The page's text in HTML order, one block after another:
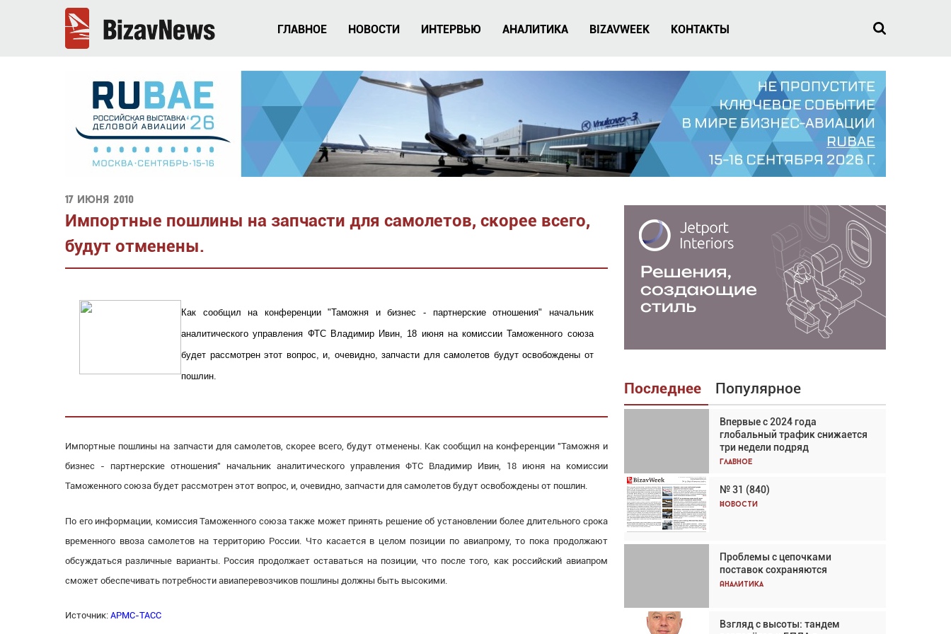
ГЛАВНОЕ НОВОСТИ ИНТЕРВЬЮ АНАЛИТИКА BIZAVWEEK КОНТАКТЫ
17 июня 2010
Импортные пошлины на запчасти для самолетов, скорее всего,
будут отменены.
Как сообщил на конференции "Таможня и бизнес - партнерские отношения" начальник
аналитического управления ФТС Владимир Ивин, 18 июня на комиссии Таможенного союза
будет рассмотрен этот вопрос, и, очевидно, запчасти для самолетов будут освобождены от
пошлин.
Импортные пошлины на запчасти для самолетов, скорее всего, будут отменены. Как сообщил на конференции "Таможня и
бизнес - партнерские отношения" начальник аналитического управления ФТС Владимир Ивин, 18 июня на комиссии
Таможенного союза будет рассмотрен этот вопрос, и, очевидно, запчасти для самолетов будут освобождены от пошлин.
По его информации, комиссия Таможенного союза также может принять решение об установлении более длительного срока
временного ввоза самолетов на территорию России. Что касается в целом позиции по авиапрому, то пока продолжают
обсуждаться различные варианты. Россия продолжает оставаться на позиции, что после того, как российский авиапром
сможет обеспечивать потребности авиаперевозчиков пошлины должны быть высокими.
Источник: АРМС-ТАСС
Последнее Популярное
Впервые с 2024 года
глобальный трафик снижается
три недели подряд
Главное
№ 31 (840)
Новости
Проблемы с цепочками
поставок сохраняются
Аналитика
Взгляд с высоты: тандем
Взгляд с высоты: тандем
вертолётов и БПЛА в
спасательных операциях
Главное
Авиационный фотограф Дэйв
Кох: «Фотография говорит сама
Впервые с 2024 года
глобальный трафик снижается
три недели подряд
Частный самолёт – это актив.